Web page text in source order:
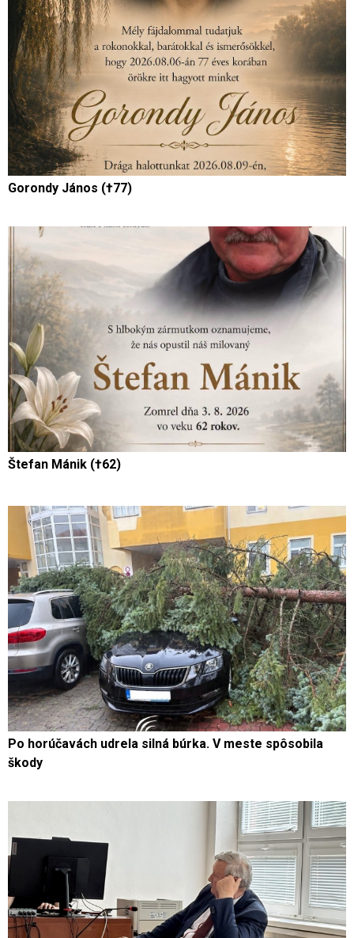
Gorondy János (†77)
Štefan Mánik (†62)
Po horúčavách udrela silná búrka. V meste spôsobila
škody